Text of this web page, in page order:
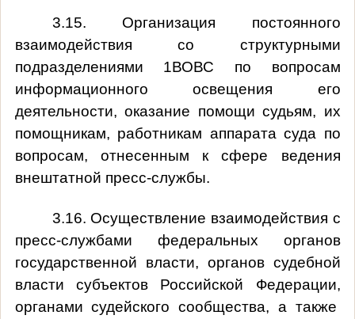
3.15. Организация постоянного
взаимодействия со структурными
подразделениями 1ВОВС по вопросам
информационного освещения его
деятельности, оказание помощи судьям, их
помощникам, работникам аппарата суда по
вопросам, отнесенным к сфере ведения
внештатной пресс-службы.
3.16. Осуществление взаимодействия с
пресс-службами федеральных органов
государственной власти, органов судебной
власти субъектов Российской Федерации,
органами судейского сообщества, а также